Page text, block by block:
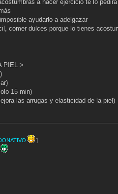
a hacer ejercicio te lo
ayudarlo a adelgazar
comer dulces porque lo tienes
PIEL >
15 min)
las arrugas y elasticidad de la piel)
]